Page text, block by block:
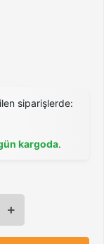
siparişlerde:
kargoda.